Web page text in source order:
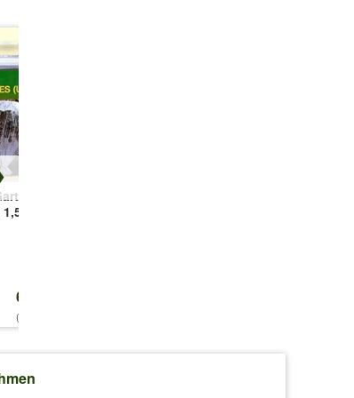
m
6,99 €
(0,93 €/qm)